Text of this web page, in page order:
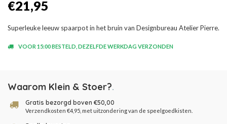
€21,95
Superleuke leeuw spaarpot in het bruin van Designbureau Atelier Pierre.
VOOR 15:00 BESTELD, DEZELFDE WERKDAG VERZONDEN
Waarom Klein & Stoer?.
Gratis bezorgd boven €50,00
Verzendkosten €4,95, met uitzondering van de speelgoedkisten.